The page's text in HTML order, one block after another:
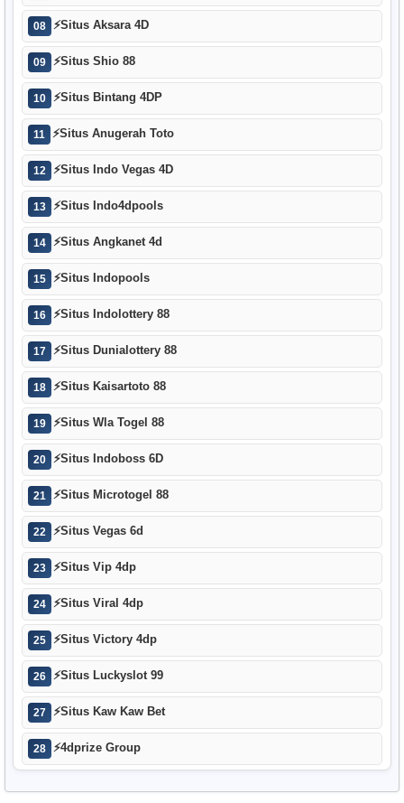
08 ⚡Situs Aksara 4D
09 ⚡Situs Shio 88
10 ⚡Situs Bintang 4DP
11 ⚡Situs Anugerah Toto
12 ⚡Situs Indo Vegas 4D
13 ⚡Situs Indo4dpools
14 ⚡Situs Angkanet 4d
15 ⚡Situs Indopools
16 ⚡Situs Indolottery 88
17 ⚡Situs Dunialottery 88
18 ⚡Situs Kaisartoto 88
19 ⚡Situs Wla Togel 88
20 ⚡Situs Indoboss 6D
21 ⚡Situs Microtogel 88
22 ⚡Situs Vegas 6d
23 ⚡Situs Vip 4dp
24 ⚡Situs Viral 4dp
25 ⚡Situs Victory 4dp
26 ⚡Situs Luckyslot 99
27 ⚡Situs Kaw Kaw Bet
28 ⚡4dprize Group